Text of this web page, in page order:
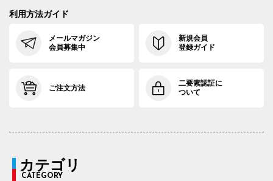
利用方法ガイド
メールマガジン
会員募集中
新規会員
登録ガイド
ご注文方法
二要素認証に
ついて
カテゴリ
CATEGORY